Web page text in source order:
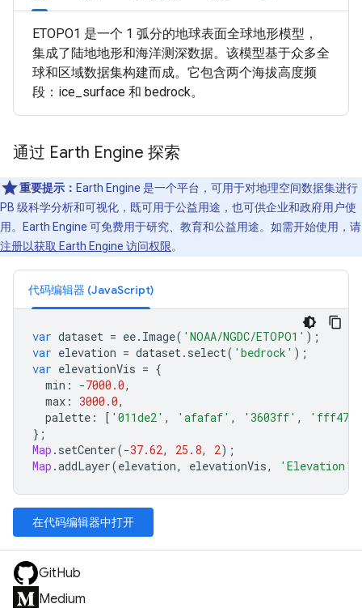
ETOPO1 是一个 1 弧分的地球表面全球地形模型，
集成了陆地地形和海洋测深数据。该模型基于众多全
球和区域数据集构建而成。它包含两个海拔高度频
段：ice_surface 和 bedrock。
通过 Earth Engine 探索
重要提示： Earth Engine 是一个平台，可用于对地理空间数据集进行
PB 级科学分析和可视化，既可用于公益用途，也可供企业和政府用户使
用。Earth Engine 可免费用于研究、教育和公益用途。如需开始使用，请
注册以获取 Earth Engine 访问权限。
代码编辑器 (JavaScript)
var dataset = ee. Image( 'NOAA/NGDC/ETOPO1' );
var elevation = dataset. select( 'bedrock' );
var elevationVis = {
min : -7000.0,
max : 3000.0,
palette : [ '011de2' , 'afafaf' , '3603ff' ,
'fff477'
};
Map . setCenter(-37.62, 25.8, 2);
Map .addLayer(elevation, elevationVis, 'Elevation'
在代码编辑器中打开
GitHub
Medium